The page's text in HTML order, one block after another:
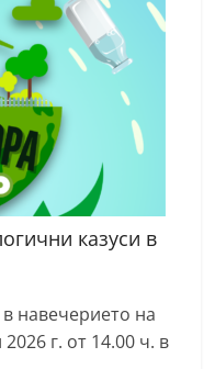
казуси в
навечерието на
г. от 14.00 ч. в